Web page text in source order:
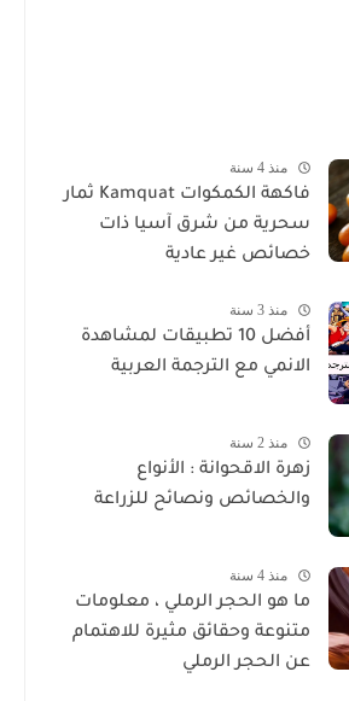
منذ 4 سنة
فاكهة الكمكوات Kamquat ثمار
سحرية من شرق آسيا ذات
خصائص غير عادية
منذ 3 سنة
أفضل 10 تطبيقات لمشاهدة
الانمي مع الترجمة العربية
منذ 2 سنة
زهرة الاقحوانة : الأنواع
والخصائص ونصائح للزراعة
منذ 4 سنة
ما هو الحجر الرملي ، معلومات
متنوعة وحقائق مثيرة للاهتمام
عن الحجر الرملي